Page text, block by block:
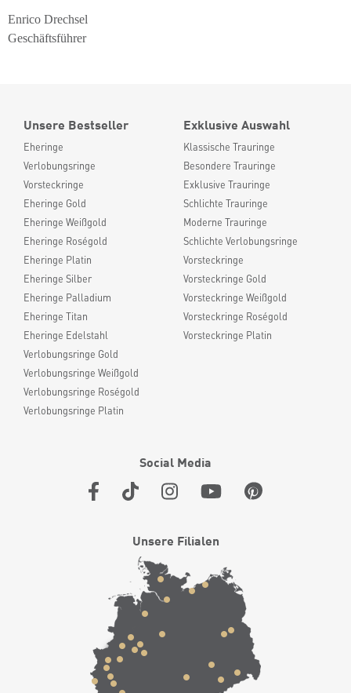
Enrico Drechsel
Geschäftsführer
Unsere Bestseller
Eheringe
Verlobungsringe
Vorsteckringe
Eheringe Gold
Eheringe Weißgold
Eheringe Roségold
Eheringe Platin
Eheringe Silber
Eheringe Palladium
Eheringe Titan
Eheringe Edelstahl
Verlobungsringe Gold
Verlobungsringe Weißgold
Verlobungsringe Roségold
Verlobungsringe Platin
Exklusive Auswahl
Klassische Trauringe
Besondere Trauringe
Exklusive Trauringe
Schlichte Trauringe
Moderne Trauringe
Schlichte Verlobungsringe
Vorsteckringe
Vorsteckringe Gold
Vorsteckringe Weißgold
Vorsteckringe Roségold
Vorsteckringe Platin
Social Media
Unsere Filialen